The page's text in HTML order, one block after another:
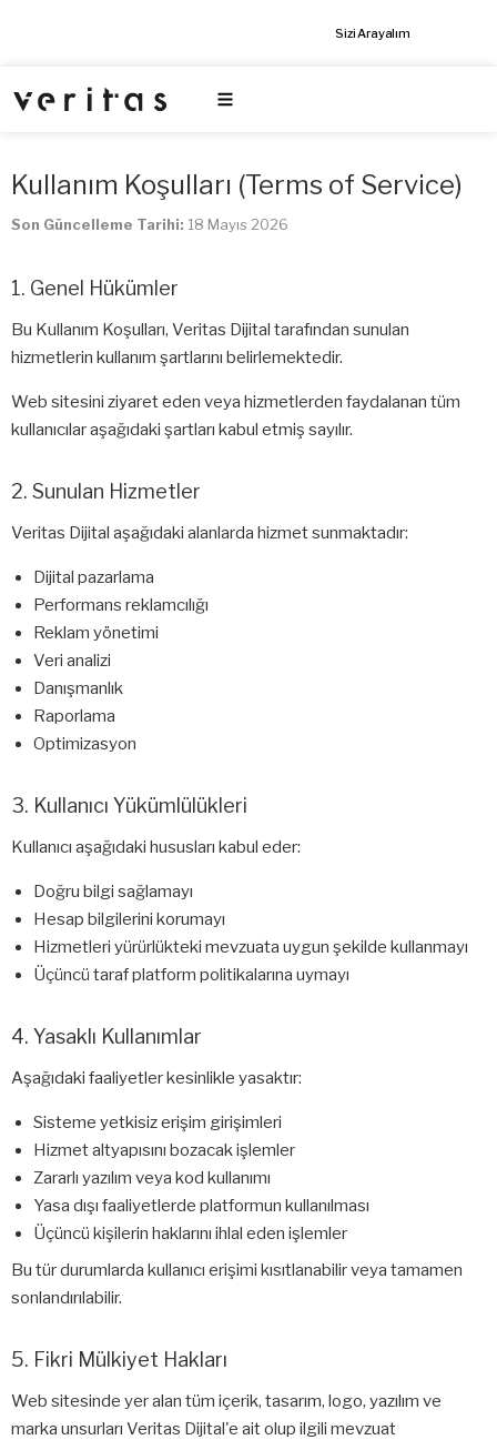
Sizi Arayalım
Kullanım Koşulları (Terms of Service)
Son Güncelleme Tarihi: 18 Mayıs 2026
1. Genel Hükümler
Bu Kullanım Koşulları, Veritas Dijital tarafından sunulan
hizmetlerin kullanım şartlarını belirlemektedir.
Web sitesini ziyaret eden veya hizmetlerden faydalanan tüm
kullanıcılar aşağıdaki şartları kabul etmiş sayılır.
2. Sunulan Hizmetler
Veritas Dijital aşağıdaki alanlarda hizmet sunmaktadır:
Dijital pazarlama
Performans reklamcılığı
Reklam yönetimi
Veri analizi
Danışmanlık
Raporlama
Optimizasyon
3. Kullanıcı Yükümlülükleri
Kullanıcı aşağıdaki hususları kabul eder:
Doğru bilgi sağlamayı
Hesap bilgilerini korumayı
Hizmetleri yürürlükteki mevzuata uygun şekilde kullanmayı
Üçüncü taraf platform politikalarına uymayı
4. Yasaklı Kullanımlar
Aşağıdaki faaliyetler kesinlikle yasaktır:
Sisteme yetkisiz erişim girişimleri
Hizmet altyapısını bozacak işlemler
Zararlı yazılım veya kod kullanımı
Yasa dışı faaliyetlerde platformun kullanılması
Üçüncü kişilerin haklarını ihlal eden işlemler
Bu tür durumlarda kullanıcı erişimi kısıtlanabilir veya tamamen
sonlandırılabilir.
5. Fikri Mülkiyet Hakları
Web sitesinde yer alan tüm içerik, tasarım, logo, yazılım ve
marka unsurları Veritas Dijital'e ait olup ilgili mevzuat